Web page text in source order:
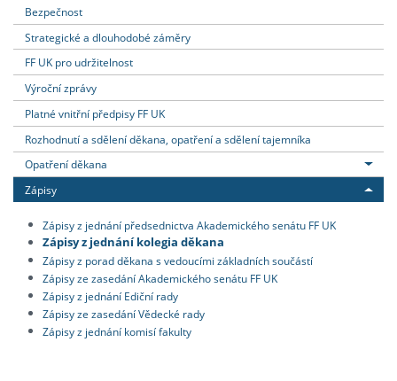
Bezpečnost
Strategické a dlouhodobé záměry
FF UK pro udržitelnost
Výroční zprávy
Platné vnitřní předpisy FF UK
Rozhodnutí a sdělení děkana, opatření a sdělení tajemníka
Opatření děkana
Zápisy
Zápisy z jednání předsednictva Akademického senátu FF UK
Zápisy z jednání kolegia děkana
Zápisy z porad děkana s vedoucími základních součástí
Zápisy ze zasedání Akademického senátu FF UK
Zápisy z jednání Ediční rady
Zápisy ze zasedání Vědecké rady
Zápisy z jednání komisí fakulty